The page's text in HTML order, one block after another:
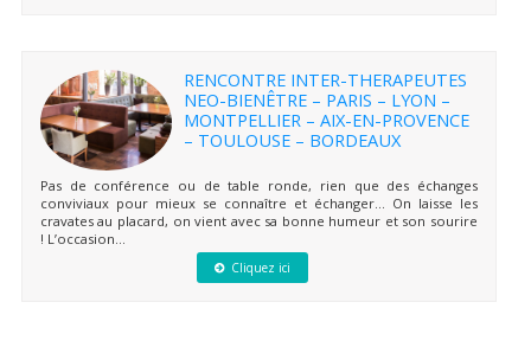
RENCONTRE INTER-THERAPEUTES
NEO-BIENÊTRE – PARIS – LYON –
MONTPELLIER – AIX-EN-PROVENCE
– TOULOUSE – BORDEAUX
Pas de conférence ou de table ronde, rien que des échanges
conviviaux pour mieux se connaître et échanger… On laisse les
cravates au placard, on vient avec sa bonne humeur et son sourire
! L’occasion...
Cliquez ici